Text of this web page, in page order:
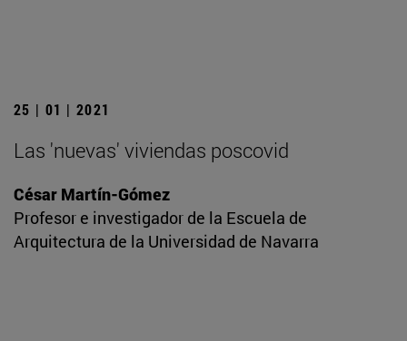
25 | 01 | 2021
Las 'nuevas' viviendas poscovid
César Martín-Gómez
Profesor e investigador de la Escuela de
Arquitectura de la Universidad de Navarra